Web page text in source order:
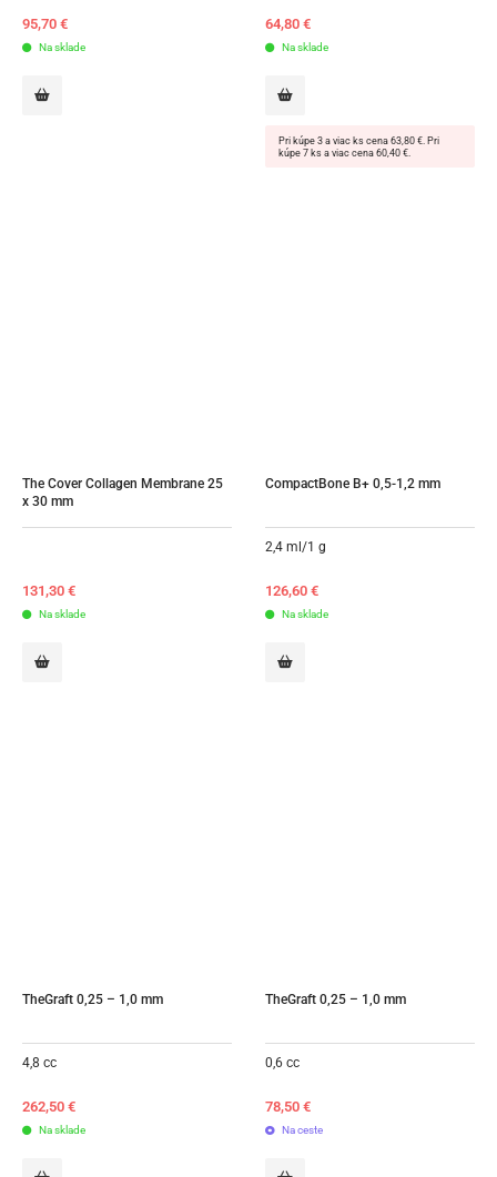
95,70 €
Na sklade
64,80 €
Na sklade
Pri kúpe 3 a viac ks cena 63,80 €. Pri
kúpe 7 ks a viac cena 60,40 €.
The Cover Collagen Membrane 25
x 30 mm
131,30 €
Na sklade
CompactBone B+ 0,5-1,2 mm
2,4 ml/1 g
126,60 €
Na sklade
TheGraft 0,25 – 1,0 mm
4,8 cc
262,50 €
Na sklade
TheGraft 0,25 – 1,0 mm
0,6 cc
78,50 €
Na ceste